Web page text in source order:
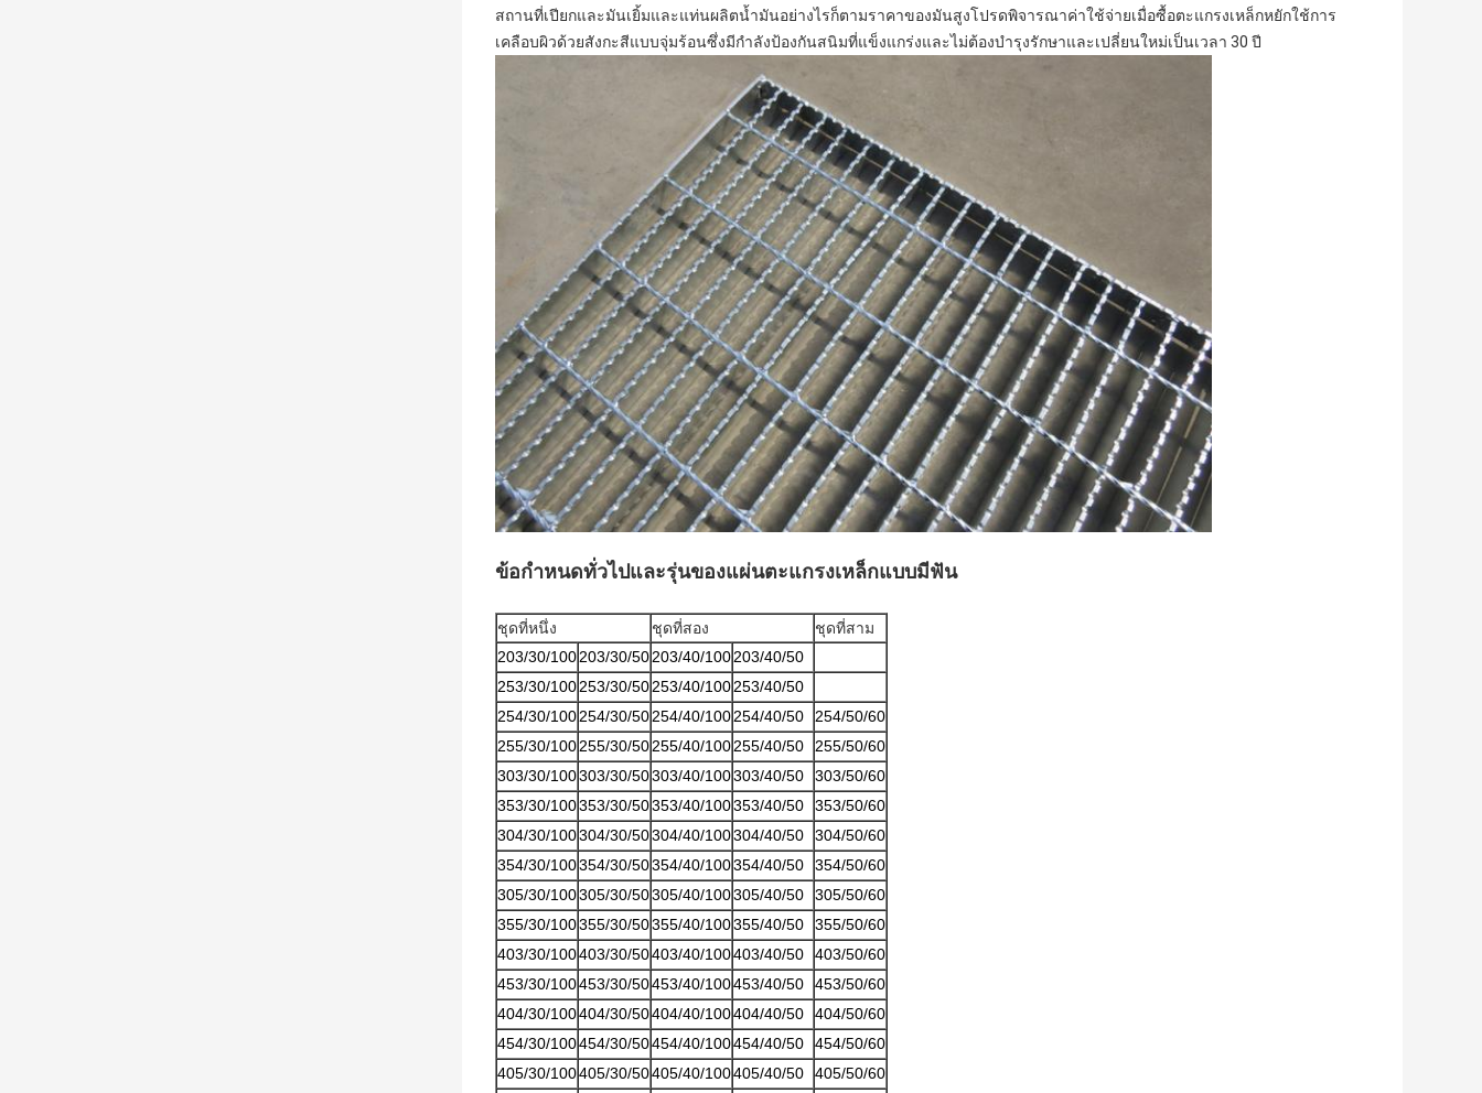
สถานที่เปียกและมันเยิ้มและแท่นผลิตน้ำมันอย่างไรก็ตามราคาของมันสูงโปรดพิจารณาค่าใช้จ่ายเมื่อซื้อตะแกรงเหล็กหยักใช้การ
เคลือบผิวด้วยสังกะสีแบบจุ่มร้อนซึ่งมีกำลังป้องกันสนิมที่แข็งแกร่งและไม่ต้องบำรุงรักษาและเปลี่ยนใหม่เป็นเวลา 30 ปี
ข้อกำหนดทั่วไปและรุ่นของแผ่นตะแกรงเหล็กแบบมีฟัน
ชุดที่หนึ่ง ชุดที่สอง
ชุดที่สาม
203/30/100203/30/50203/40/100203/40/50
253/30/100253/30/50253/40/100253/40/50
254/30/100254/30/50254/40/100254/40/50
254/50/60
255/30/100255/30/50255/40/100255/40/50
255/50/60
303/30/100303/30/50303/40/100303/40/50
303/50/60
353/30/100353/30/50353/40/100353/40/50
353/50/60
304/30/100304/30/50304/40/100304/40/50
304/50/60
354/30/100354/30/50354/40/100354/40/50
354/50/60
305/30/100305/30/50305/40/100305/40/50
305/50/60
355/30/100355/30/50355/40/100355/40/50
355/50/60
403/30/100403/30/50403/40/100403/40/50
403/50/60
453/30/100453/30/50453/40/100453/40/50
453/50/60
404/30/100404/30/50404/40/100404/40/50
404/50/60
454/30/100454/30/50454/40/100454/40/50
454/50/60
405/30/100405/30/50405/40/100405/40/50
405/50/60